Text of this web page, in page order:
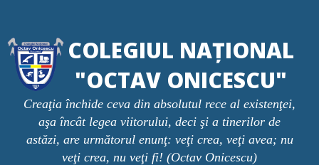
content
COLEGIUL NAȚIONAL
"OCTAV ONICESCU"
Creaţia închide ceva din absolutul rece al existenţei,
aşa încât legea viitorului, deci şi a tinerilor de
astăzi, are următorul enunţ: veţi crea, veţi avea; nu
veţi crea, nu veţi fi! (Octav Onicescu)